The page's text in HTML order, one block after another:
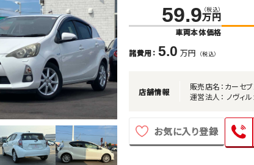
59.9 （税込）
万円
車両本体価格
諸費用： 5.0 万円 （税込）
店舗情報
販売店名：カーセ
運営法人： ノヴィ
お気に入り登録